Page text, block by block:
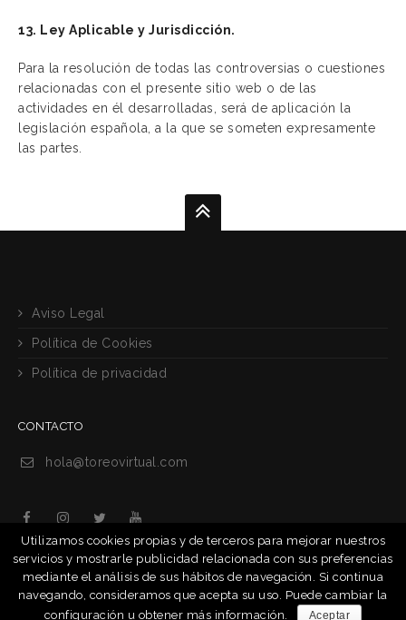
13. Ley Aplicable y Jurisdicción.
Para la resolución de todas las controversias o cuestiones
relacionadas con el presente sitio web o de las
actividades en él desarrolladas, será de aplicación la
legislación española, a la que se someten expresamente
las partes.
Aviso Legal
Política de Cookies
Política de privacidad
CONTACTO
hola@toreovirtual.com
Utilizamos cookies propias y de terceros para mejorar nuestros
servicios y mostrarle publicidad relacionada con sus preferencias
mediante el análisis de sus hábitos de navegación. Si continua
navegando, consideramos que acepta su uso. Puede cambiar la
configuración u obtener más información.
Aceptar